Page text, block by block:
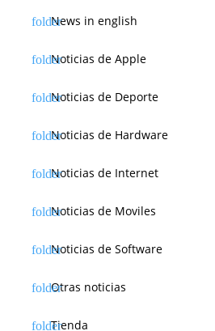
News in english
Noticias de Apple
Noticias de Deporte
Noticias de Hardware
Noticias de Internet
Noticias de Moviles
Noticias de Software
Otras noticias
Tienda